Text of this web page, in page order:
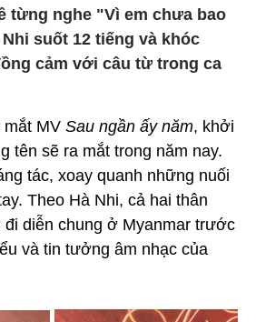
từng nghe "Vì em chưa bao
suốt 12 tiếng và khóc
cảm với câu từ trong ca
mắt MV Sau ngần ấy năm, khởi
tên sẽ ra mắt trong năm nay.
tác, xoay quanh những nuối
Theo Hà Nhi, cả hai thân
diễn chung ở Myanmar trước
và tin tưởng âm nhạc của